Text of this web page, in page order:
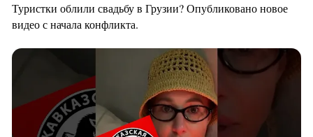
Туристки облили свадьбу в Грузии? Опубликовано новое
видео с начала конфликта.